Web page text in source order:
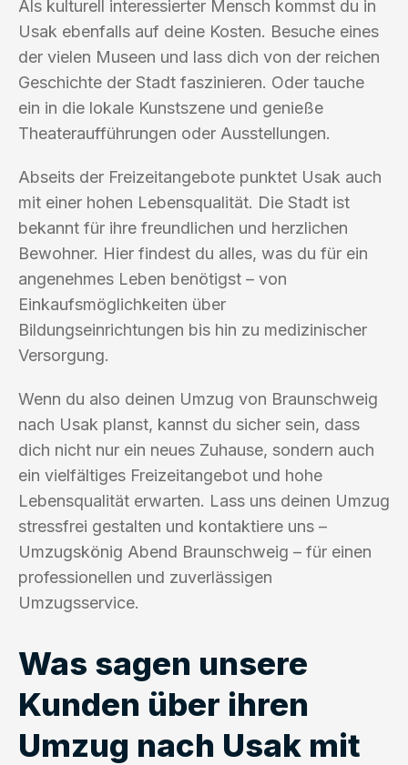
Als kulturell interessierter Mensch kommst du in
Usak ebenfalls auf deine Kosten. Besuche eines
der vielen Museen und lass dich von der reichen
Geschichte der Stadt faszinieren. Oder tauche
ein in die lokale Kunstszene und genieße
Theateraufführungen oder Ausstellungen.
Abseits der Freizeitangebote punktet Usak auch
mit einer hohen Lebensqualität. Die Stadt ist
bekannt für ihre freundlichen und herzlichen
Bewohner. Hier findest du alles, was du für ein
angenehmes Leben benötigst – von
Einkaufsmöglichkeiten über
Bildungseinrichtungen bis hin zu medizinischer
Versorgung.
Wenn du also deinen Umzug von Braunschweig
nach Usak planst, kannst du sicher sein, dass
dich nicht nur ein neues Zuhause, sondern auch
ein vielfältiges Freizeitangebot und hohe
Lebensqualität erwarten. Lass uns deinen Umzug
stressfrei gestalten und kontaktiere uns –
Umzugskönig Abend Braunschweig – für einen
professionellen und zuverlässigen
Umzugsservice.
Was sagen unsere
Kunden über ihren
Umzug nach Usak mit